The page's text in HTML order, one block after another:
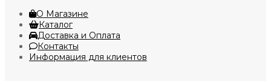
О Магазине
Каталог
Доставка и Оплата
Контакты
Информация для клиентов